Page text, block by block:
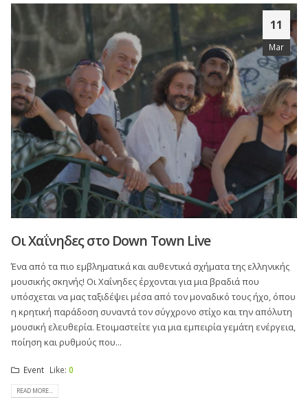
11
Mar
Οι Χαΐνηδες στο Down Town Live
Ένα από τα πιο εμβληματικά και αυθεντικά σχήματα της ελληνικής
μουσικής σκηνής! Οι Χαΐνηδες έρχονται για μια βραδιά που
υπόσχεται να μας ταξιδέψει μέσα από τον μοναδικό τους ήχο, όπου
η κρητική παράδοση συναντά τον σύγχρονο στίχο και την απόλυτη
μουσική ελευθερία. Ετοιμαστείτε για μια εμπειρία γεμάτη ενέργεια,
ποίηση και ρυθμούς που...
Event Like: 0
READ MORE...